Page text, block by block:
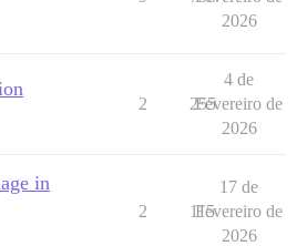
2026
2 255
4 de
Fevereiro de
2026
in
2 115
17 de
Fevereiro de
2026